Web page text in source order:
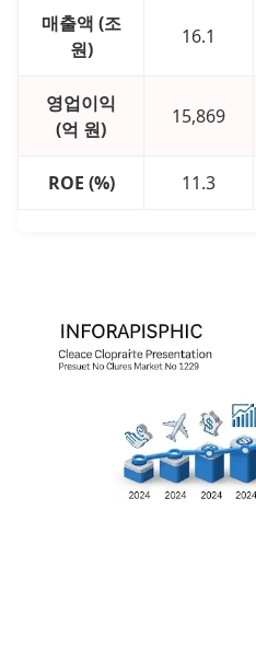
매출액 (조
원)
16.1
영업이익
(억 원)
15,869
ROE (%) 11.3